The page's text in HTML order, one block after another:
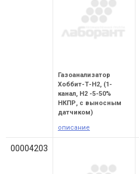
Газоанализатор
Хоббит-Т-Н2, (1-
канал, Н2 -5-50%
НКПР, с выносным
датчиком)
описание
00004203